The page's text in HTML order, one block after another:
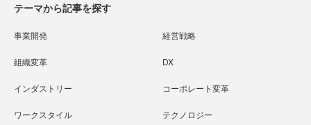
テーマから記事を探す
事業開発 経営戦略
組織変革 DX
インダストリー コーポレート変革
ワークスタイル テクノロジー